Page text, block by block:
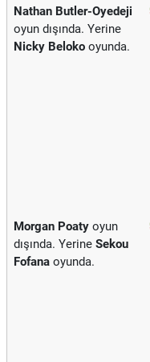
Nathan Butler-Oyedeji
oyun dışında. Yerine
Nicky Beloko oyunda.
Morgan Poaty oyun
dışında. Yerine Sekou
Fofana oyunda.